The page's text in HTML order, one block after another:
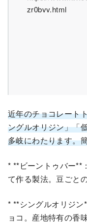
zr0bvv.html
近年のチョコレート
ングルオリジン」「
多岐にわたります。
* **ビーントゥバー**
て作る製法。豆ごと
* **シングルオリジ
ョコ。産地特有の香